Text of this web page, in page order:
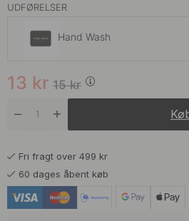
UDFØRELSER
Hand Wash
Body Wash
Dish Wash
15kr
13 kr
Fri fragt over 499 kr
60 dages åbent køb